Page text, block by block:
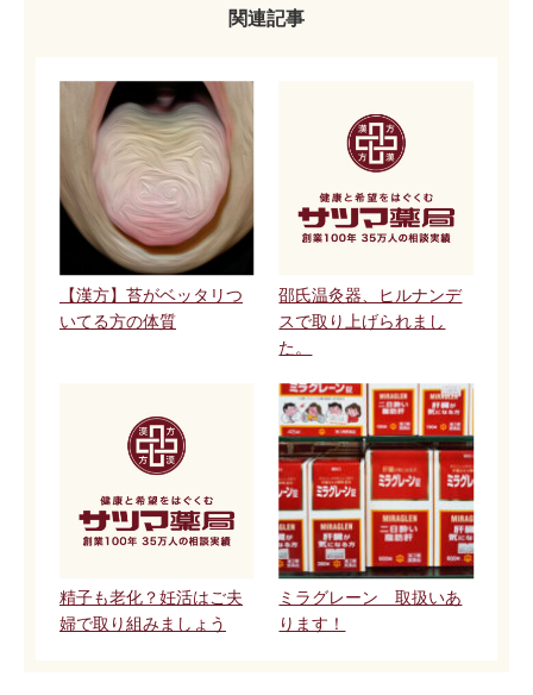
関連記事
【漢方】苔がベッタリつ
いてる方の体質
邵氏温灸器、ヒルナンデ
スで取り上げられまし
た。
精子も老化？妊活はご夫
婦で取り組みましょう
ミラグレーン 取扱いあ
ります！